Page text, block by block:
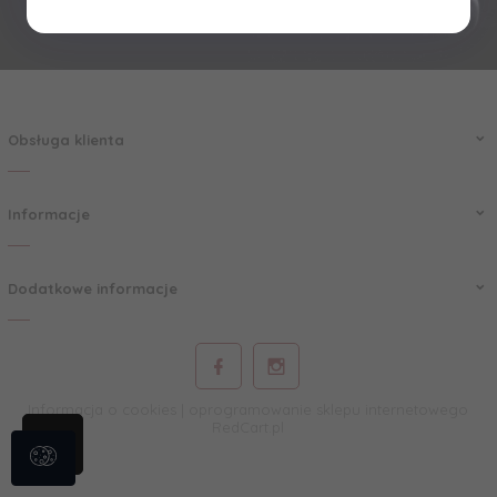
Obsługa klienta
Informacje
Dodatkowe informacje
Informacja o cookies